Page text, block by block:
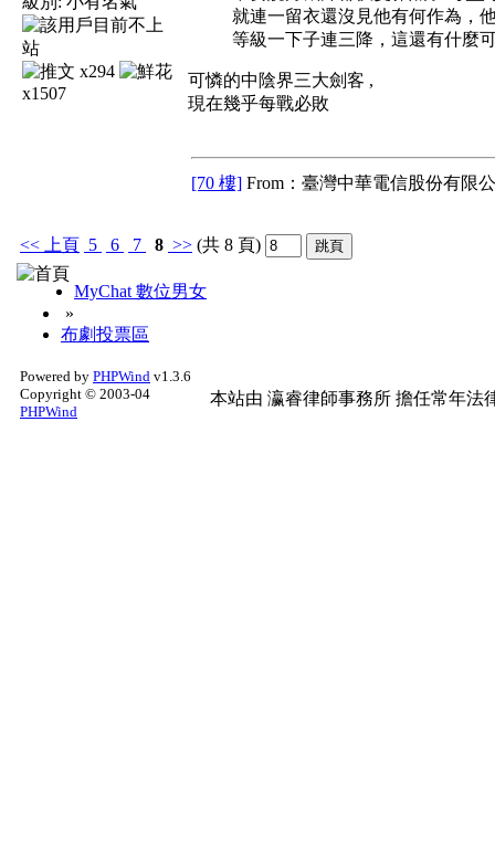
x294
x1507
就連一留衣還沒見他有何作為，
等級一下子連三降，這還有什麼
可憐的中陰界三大劍客 ,
現在幾乎每戰必敗
[70 樓] From：臺灣中華電信股份有限
<< 上頁 5 6 7 8 >> (共 8 頁)
MyChat 數位男女
»
布劇投票區
Powered by PHPWind v1.3.6
Copyright © 2003-04
PHPWind
本站由 瀛睿律師事務所 擔任常年法